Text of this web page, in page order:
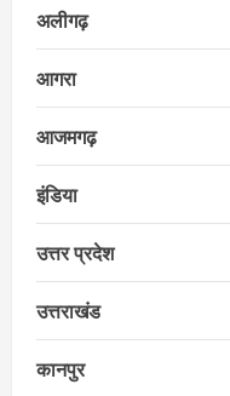
अलीगढ़
आगरा
आजमगढ़
इंडिया
उत्तर प्रदेश
उत्तराखंड
कानपुर